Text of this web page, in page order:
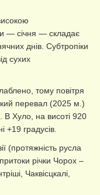
— січня — складає
днів. Субтропіки
сухих
тому повітря
перевал (2025 м.)
В Хуло, на висоті 920
градусів.
(протяжність русла
річки Чорох –
Чаквісцкалі,